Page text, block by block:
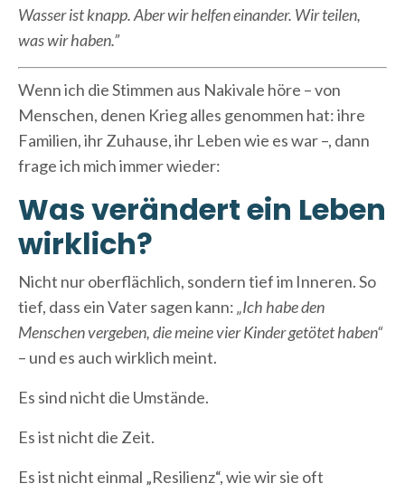
Wasser ist knapp. Aber wir helfen einander. Wir teilen,
was wir haben.”
Wenn ich die Stimmen aus Nakivale höre – von
Menschen, denen Krieg alles genommen hat: ihre
Familien, ihr Zuhause, ihr Leben wie es war –, dann
frage ich mich immer wieder:
Was verändert ein Leben
wirklich?
Nicht nur oberflächlich, sondern tief im Inneren. So
tief, dass ein Vater sagen kann:„Ich habe den
Menschen vergeben, die meine vier Kinder getötet haben“
– und es auch wirklich meint.
Es sind nicht die Umstände.
Es ist nicht die Zeit.
Es ist nicht einmal „Resilienz“, wie wir sie oft